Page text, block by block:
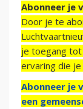
Abonneer je
Door je te
je toegang tot
ervaring die
Abonneer je
een